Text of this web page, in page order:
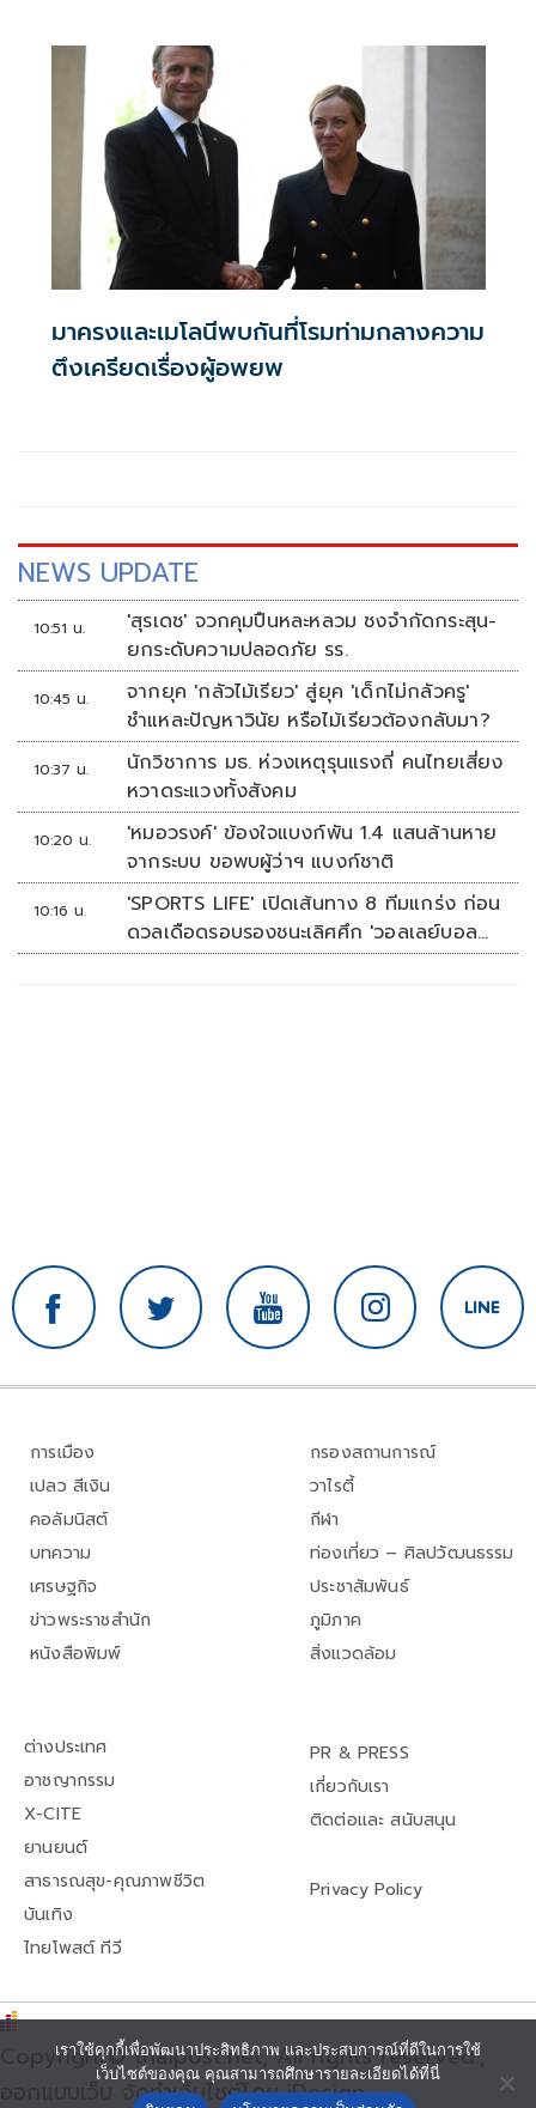
มาครงและเมโลนีพบกันที่โรมท่ามกลางความ
ตึงเครียดเรื่องผู้อพยพ
NEWS UPDATE
10:51 น.
'สุรเดช' จวกคุมปืนหละหลวม ชงจำกัดกระสุน-
ยกระดับความปลอดภัย รร.
10:45 น.
จากยุค 'กลัวไม้เรียว' สู่ยุค 'เด็กไม่กลัวครู'
ชำแหละปัญหาวินัย หรือไม้เรียวต้องกลับมา?
10:37 น.
นักวิชาการ มธ. ห่วงเหตุรุนแรงถี่ คนไทยเสี่ยง
หวาดระแวงทั้งสังคม
10:20 น.
'หมอวรงค์' ข้องใจแบงก์พัน 1.4 แสนล้านหาย
จากระบบ ขอพบผู้ว่าฯ แบงก์ชาติ
10:16 น.
'SPORTS LIFE' เปิดเส้นทาง 8 ทีมแกร่ง ก่อน
ดวลเดือดรอบรองชนะเลิศศึก 'วอลเลย์บอล
นักเรียน แชมป์กีฬา 7HD 2026'
การเมือง
เปลว สีเงิน
คอลัมนิสต์
บทความ
เศรษฐกิจ
ข่าวพระราชสำนัก
หนังสือพิมพ์
กรองสถานการณ์
วาไรตี้
กีฬา
ท่องเที่ยว – ศิลปวัฒนธรรม
ประชาสัมพันธ์
ภูมิภาค
สิ่งแวดล้อม
ต่างประเทศ
อาชญากรรม
X-CITE
ยานยนต์
สาธารณสุข-คุณภาพชีวิต
บันเทิง
ไทยโพสต์ ทีวี
PR & PRESS
เกี่ยวกับเรา
ติดต่อและ สนับสนุน
Privacy Policy
Copyright© thaipost.net, All rights reserved.,
ออกแบบเว็บ จัดทำเว็บไซต์โดย iDesign
เราใช้คุกกี้เพื่อพัฒนาประสิทธิภาพ และประสบการณ์ที่ดีในการใช้
เว็บไซต์ของคุณ คุณสามารถศึกษารายละเอียดได้ที่นี่